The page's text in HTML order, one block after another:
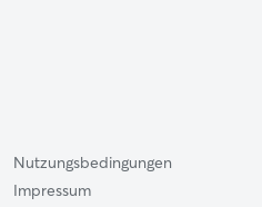
Nutzungsbedingungen
Impressum